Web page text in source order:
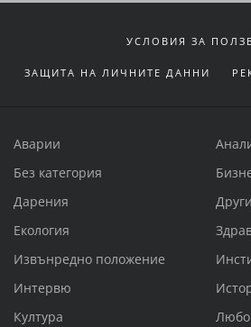
УСЛОВИЯ ЗА
ЗАЩИТА НА ЛИЧНИТЕ ДАННИ
Аварии
Без категория
Дарения
Други
Екология
Извънредно положение
Интервю
Култура